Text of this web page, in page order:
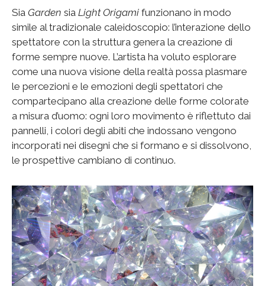
Sia Garden sia Light Origami funzionano in modo
simile al tradizionale caleidoscopio: l’interazione dello
spettatore con la struttura genera la creazione di
forme sempre nuove. L’artista ha voluto esplorare
come una nuova visione della realtà possa plasmare
le percezioni e le emozioni degli spettatori che
compartecipano alla creazione delle forme colorate
a misura d’uomo: ogni loro movimento è riflettuto dai
pannelli, i colori degli abiti che indossano vengono
incorporati nei disegni che si formano e si dissolvono,
le prospettive cambiano di continuo.